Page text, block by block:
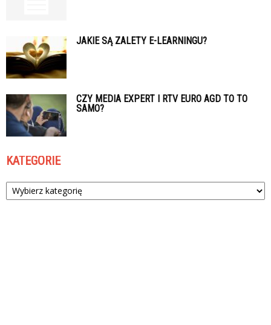
JAKIE SĄ ZALETY E-LEARNINGU?
CZY MEDIA EXPERT I RTV EURO AGD TO TO
SAMO?
KATEGORIE
Kategorie